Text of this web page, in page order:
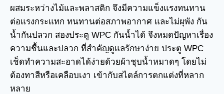
ผสมระหว่างไม้และพลาสติก จึงมีความแข็งแรงทนทาน
ต่อแรงกระแทก ทนทานต่อสภาพอากาศ และไม่ผุพัง กัน
น้ำกันปลวก สองประตู WPC กันน้ำได้ จึงหมดปัญหาเรื่อง
ความชื้นและปลวก ที่สำคัญดูแลรักษาง่าย ประตู WPC
เช็ดทำความสะอาดได้ง่ายด้วยผ้าชุบน้ำหมาดๆ โดยไม่
ต้องทาสีหรือเคลือบเงา เข้ากับสไตล์การตกแต่งที่หลาก
หลาย